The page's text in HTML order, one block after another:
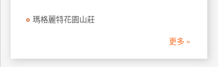
飯
瑪格麗特花園山莊
更多 »